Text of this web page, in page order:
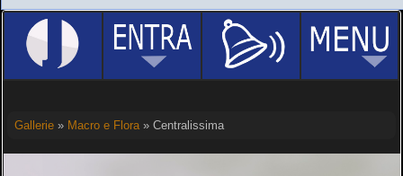
Gallerie» Macro e Flora» Centralissima